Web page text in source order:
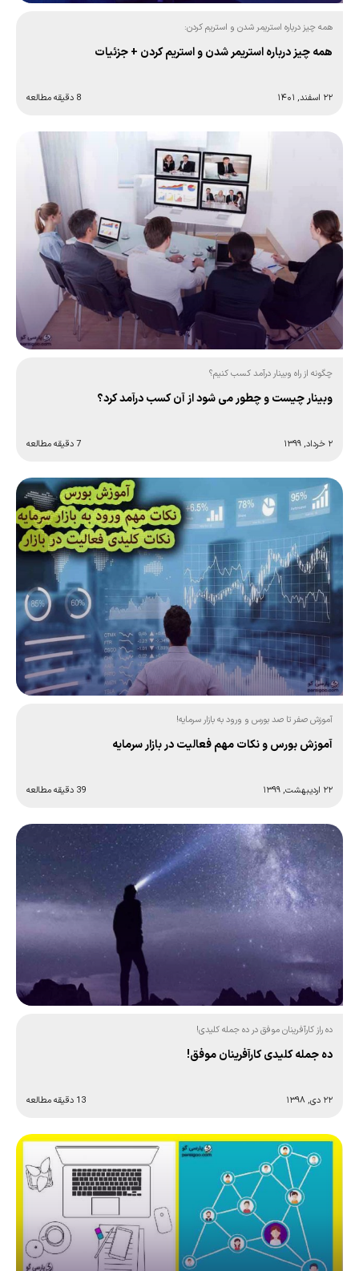
همه چیز درباره استریمر شدن و استریم کردن:
همه چیز درباره استریمر شدن و استریم کردن + جزئیات
۲۲ اسفند, ۱۴۰۱ 8 دقیقه مطالعه
چگونه از راه وبینار درآمد کسب کنیم؟
وبینار چیست و چطور می شود از آن کسب درآمد کرد؟
۲ خرداد, ۱۳۹۹ 7 دقیقه مطالعه
آموزش صفر تا صد بورس و ورود به بازار سرمایه!
آموزش بورس و نکات مهم فعالیت در بازار سرمایه
۲۲ اردیبهشت, ۱۳۹۹ 39 دقیقه مطالعه
ده راز کارآفرینان موفق در ده جمله کلیدی!
ده جمله کلیدی کارآفرینان موفق!
۲۲ دی, ۱۳۹۸ 13 دقیقه مطالعه